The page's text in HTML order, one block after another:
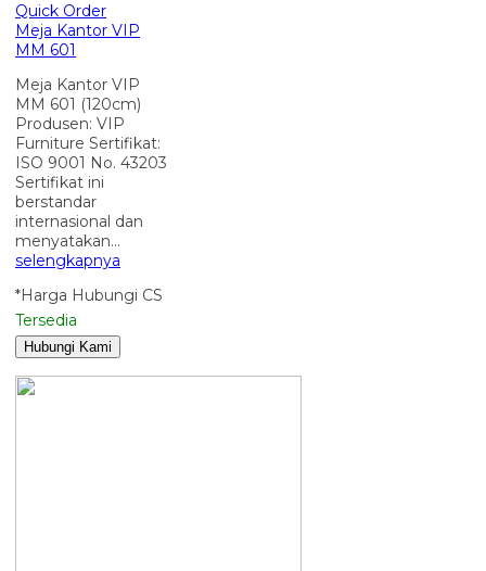
Quick Order
Meja Kantor VIP
MM 601
Meja Kantor VIP
MM 601 (120cm)
Produsen: VIP
Furniture Sertifikat:
ISO 9001 No. 43203
Sertifikat ini
berstandar
internasional dan
menyatakan…
selengkapnya
*Harga Hubungi CS
Tersedia
Hubungi Kami